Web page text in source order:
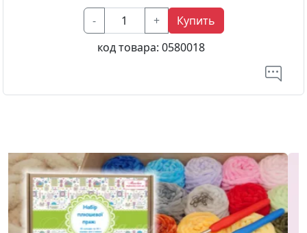
- +
Купить
код товара: 0580018